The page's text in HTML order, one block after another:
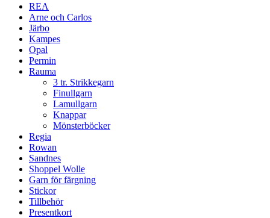
REA
Arne och Carlos
Järbo
Kampes
Opal
Permin
Rauma
3 tr. Strikkegarn
Finullgarn
Lamullgarn
Knappar
Mönsterböcker
Regia
Rowan
Sandnes
Shoppel Wolle
Garn för färgning
Stickor
Tillbehör
Presentkort